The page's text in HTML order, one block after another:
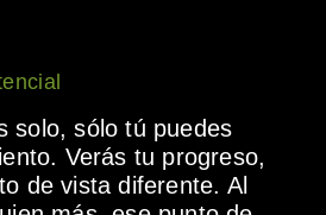
solo, sólo tú puedes
Verás tu progreso,
de vista diferente. Al